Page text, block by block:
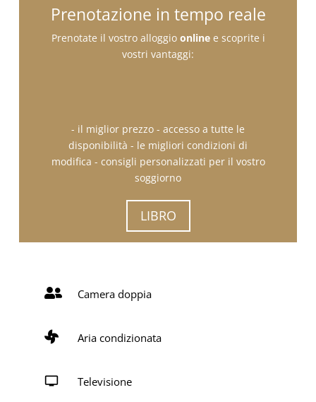
Prenotazione in tempo reale
Prenotate il vostro alloggio onlinee scoprite i
vostri vantaggi:
- il miglior prezzo - accesso a tutte le
disponibilità - le migliori condizioni di
modifica - consigli personalizzati per il vostro
soggiorno
LIBRO
 Camera doppia
 Aria condizionata
 Televisione